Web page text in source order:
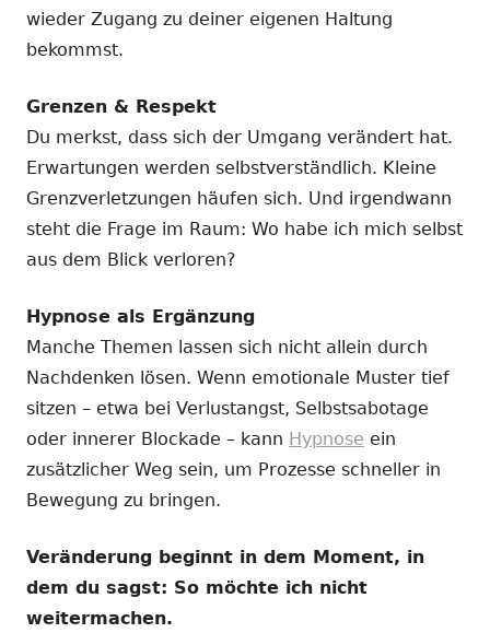
wieder Zugang zu deiner eigenen Haltung
bekommst.
Grenzen & Respekt
Du merkst, dass sich der Umgang verändert hat.
Erwartungen werden selbstverständlich. Kleine
Grenzverletzungen häufen sich. Und irgendwann
steht die Frage im Raum: Wo habe ich mich selbst
aus dem Blick verloren?
Hypnose als Ergänzung
Manche Themen lassen sich nicht allein durch
Nachdenken lösen. Wenn emotionale Muster tief
sitzen – etwa bei Verlustangst, Selbstsabotage
oder innerer Blockade – kann Hypnose ein
zusätzlicher Weg sein, um Prozesse schneller in
Bewegung zu bringen.
Veränderung beginnt in dem Moment, in
dem du sagst: So möchte ich nicht
weitermachen.